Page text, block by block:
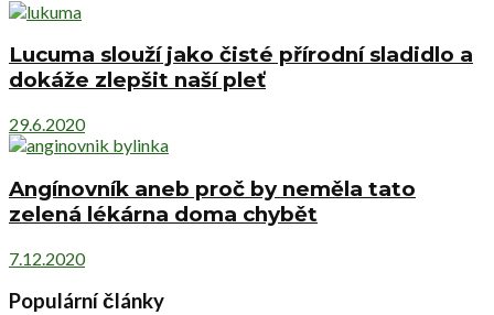
Lucuma slouží jako čisté přírodní sladidlo a
dokáže zlepšit naší pleť
29.6.2020
Angínovník aneb proč by neměla tato
zelená lékárna doma chybět
7.12.2020
Populární články